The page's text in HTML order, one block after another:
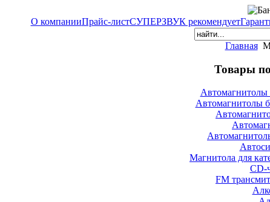
О компанииПрайс-листСУПЕРЗВУК рекомендует
Главная
Товары
Автомагнитолы
Автомагнитолы
Магнитола для
CD-
FM